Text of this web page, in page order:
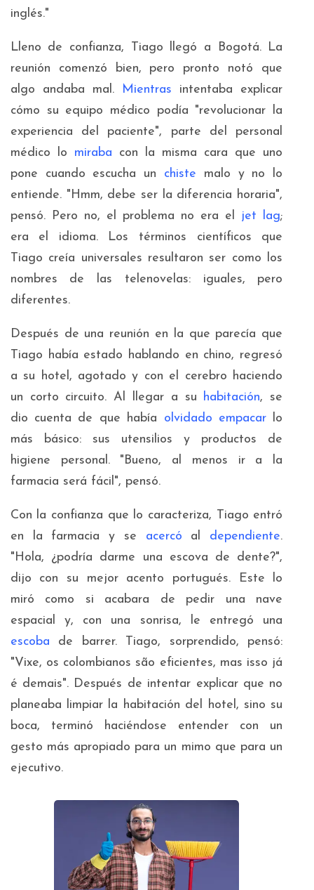
inglés."
Lleno de confianza, Tiago llegó a Bogotá. La
reunión comenzó bien, pero pronto notó que
algo andaba mal.
Mientras intentaba explicar
cómo su equipo médico podía "revolucionar la
experiencia del paciente", parte del personal
médico lo miraba con la misma cara que uno
pone cuando escucha un chiste malo y no lo
entiende. "Hmm, debe ser la diferencia horaria",
pensó. Pero no, el problema no era el jet lag;
era el idioma. Los términos científicos que
Tiago creía universales resultaron ser como los
nombres de las telenovelas: iguales, pero
diferentes.
Después de una reunión en la que parecía que
Tiago había estado hablando en chino, regresó
a su hotel, agotado y con el cerebro haciendo
un corto circuito. Al llegar a su habitación, se
dio cuenta de que había olvidado empacarlo
más básico: sus utensilios y productos de
higiene personal. "Bueno, al menos ir a la
farmacia será fácil", pensó.
Con la confianza que lo caracteriza, Tiago entró
en la farmacia y se acercó al dependiente.
"Hola, ¿podría darme una escova de dente?",
dijo con su mejor acento portugués. Este lo
miró como si acabara de pedir una nave
espacial y, con una sonrisa, le entregó una
escoba de barrer. Tiago, sorprendido, pensó:
"Vixe, os colombianos são eficientes, mas isso já
é demais". Después de intentar explicar que no
planeaba limpiar la habitación del hotel, sino su
boca, terminó haciéndose entender con un
gesto más apropiado para un mimo que para un
ejecutivo.